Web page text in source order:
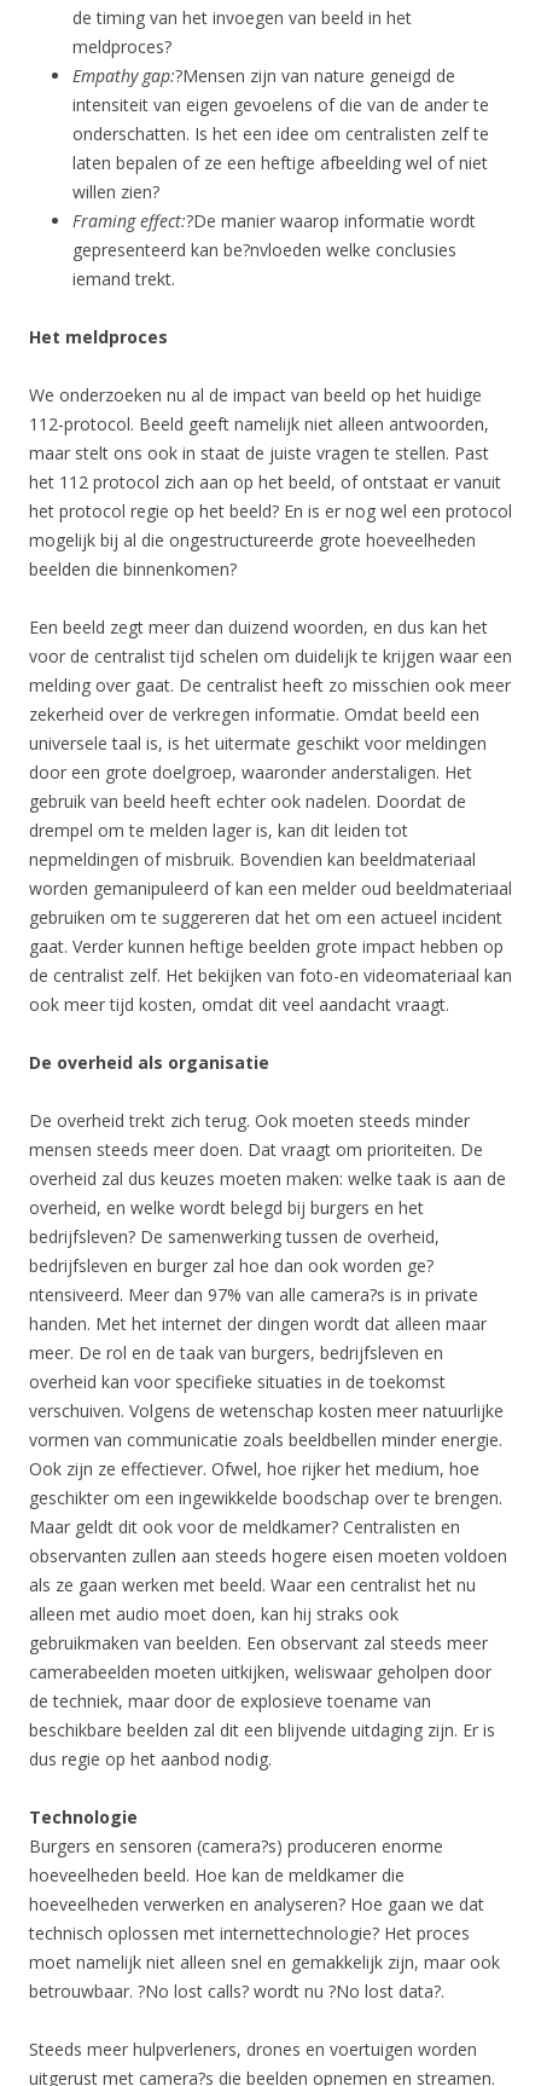
de timing van het invoegen van beeld in het
meldproces?
Empathy gap:?Mensen zijn van nature geneigd de
intensiteit van eigen gevoelens of die van de ander te
onderschatten. Is het een idee om centralisten zelf te
laten bepalen of ze een heftige afbeelding wel of niet
willen zien?
Framing effect:?De manier waarop informatie wordt
gepresenteerd kan be?nvloeden welke conclusies
iemand trekt.
Het meldproces
We onderzoeken nu al de impact van beeld op het huidige
112-protocol. Beeld geeft namelijk niet alleen antwoorden,
maar stelt ons ook in staat de juiste vragen te stellen. Past
het 112 protocol zich aan op het beeld, of ontstaat er vanuit
het protocol regie op het beeld? En is er nog wel een protocol
mogelijk bij al die ongestructureerde grote hoeveelheden
beelden die binnenkomen?
Een beeld zegt meer dan duizend woorden, en dus kan het
voor de centralist tijd schelen om duidelijk te krijgen waar een
melding over gaat. De centralist heeft zo misschien ook meer
zekerheid over de verkregen informatie. Omdat beeld een
universele taal is, is het uitermate geschikt voor meldingen
door een grote doelgroep, waaronder anderstaligen. Het
gebruik van beeld heeft echter ook nadelen. Doordat de
drempel om te melden lager is, kan dit leiden tot
nepmeldingen of misbruik. Bovendien kan beeldmateriaal
worden gemanipuleerd of kan een melder oud beeldmateriaal
gebruiken om te suggereren dat het om een actueel incident
gaat. Verder kunnen heftige beelden grote impact hebben op
de centralist zelf. Het bekijken van foto-en videomateriaal kan
ook meer tijd kosten, omdat dit veel aandacht vraagt.
De overheid als organisatie
De overheid trekt zich terug. Ook moeten steeds minder
mensen steeds meer doen. Dat vraagt om prioriteiten. De
overheid zal dus keuzes moeten maken: welke taak is aan de
overheid, en welke wordt belegd bij burgers en het
bedrijfsleven? De samenwerking tussen de overheid,
bedrijfsleven en burger zal hoe dan ook worden ge?
ntensiveerd. Meer dan 97% van alle camera?s is in private
handen. Met het internet der dingen wordt dat alleen maar
meer. De rol en de taak van burgers, bedrijfsleven en
overheid kan voor specifieke situaties in de toekomst
verschuiven. Volgens de wetenschap kosten meer natuurlijke
vormen van communicatie zoals beeldbellen minder energie.
Ook zijn ze effectiever. Ofwel, hoe rijker het medium, hoe
geschikter om een ingewikkelde boodschap over te brengen.
Maar geldt dit ook voor de meldkamer? Centralisten en
observanten zullen aan steeds hogere eisen moeten voldoen
als ze gaan werken met beeld. Waar een centralist het nu
alleen met audio moet doen, kan hij straks ook
gebruikmaken van beelden. Een observant zal steeds meer
camerabeelden moeten uitkijken, weliswaar geholpen door
de techniek, maar door de explosieve toename van
beschikbare beelden zal dit een blijvende uitdaging zijn. Er is
dus regie op het aanbod nodig.
Technologie
Burgers en sensoren (camera?s) produceren enorme
hoeveelheden beeld. Hoe kan de meldkamer die
hoeveelheden verwerken en analyseren? Hoe gaan we dat
technisch oplossen met internettechnologie? Het proces
moet namelijk niet alleen snel en gemakkelijk zijn, maar ook
betrouwbaar. ?No lost calls? wordt nu ?No lost data?.
Steeds meer hulpverleners, drones en voertuigen worden
uitgerust met camera?s die beelden opnemen en streamen.